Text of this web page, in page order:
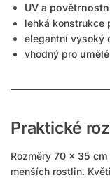
UV a
lehká konstrukce
elegantní vysoký
vhodný pro
Praktické
Rozměry 70 × 35 cm
menších rostlin.